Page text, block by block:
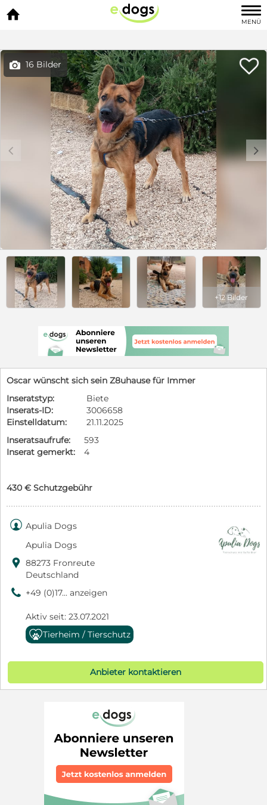

MENÜ
 16 Bilder 
c d
+12 Bilder
Oscar wünscht sich sein Z8uhause für Immer
Inseratstyp:
Biete
Inserats-ID:
3006658
Einstelldatum:
21.11.2025
Inseratsaufrufe:
593
Inserat gemerkt:
4
430 € Schutzgebühr
 Apulia Dogs
Apulia Dogs
 88273 Fronreute
Deutschland
9 +49 (0)17... anzeigen
Aktiv seit: 23.07.2021
Tierheim / Tierschutz
Anbieter kontaktieren